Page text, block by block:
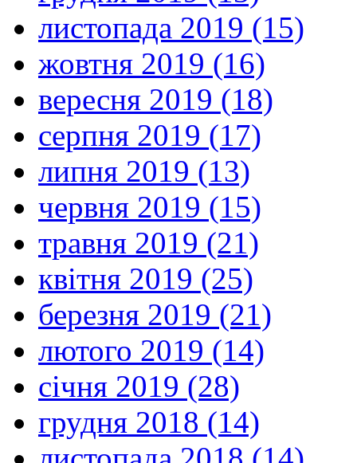
листопада 2019 (15)
жовтня 2019 (16)
вересня 2019 (18)
серпня 2019 (17)
липня 2019 (13)
червня 2019 (15)
травня 2019 (21)
квітня 2019 (25)
березня 2019 (21)
лютого 2019 (14)
січня 2019 (28)
грудня 2018 (14)